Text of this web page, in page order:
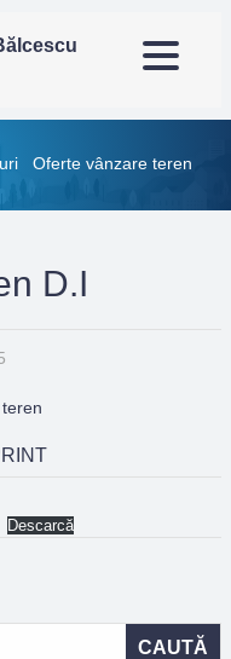
Oferte vânzare teren
D.I
Descarcă